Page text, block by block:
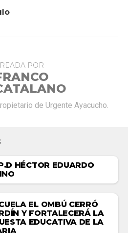
POR
de Urgente Ayacucho.
HÉCTOR EDUARDO
EL OMBÚ CERRÓ
Y FORTALECERÁ LA
EDUCATIVA DE LA